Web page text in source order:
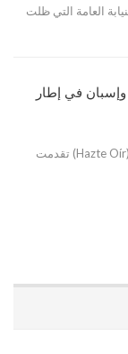
العامة التي ظلت
في إطار
أفادت وسائل إعلام إسبانية بأن جمعية “هازتي أوير” (Hazte Oír) تقدمت